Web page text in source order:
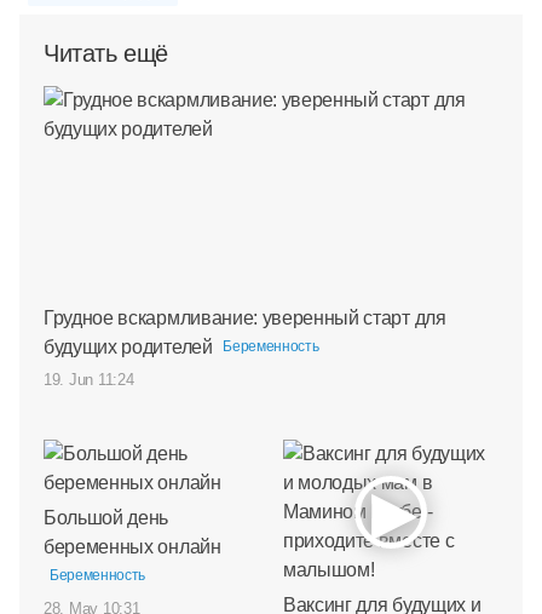
Читать ещё
Грудное вскармливание: уверенный старт для
будущих родителей
Беременность
19. Jun 11:24
Большой день
беременных онлайн
Беременность
28. May 10:31 Ваксинг для будущих и